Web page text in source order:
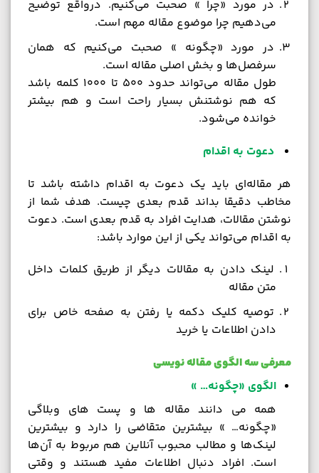
در مورد «چرا » صحبت می‌کنیم. درواقع توضیح
می‌دهیم چرا موضوع مقاله مهم است.
در مورد «چگونه » صحبت می‌کنیم که همان
سرفصل‌ها و بخش اصلی مقاله است.
طول مقاله می‌تواند حدود 500 تا 1000 کلمه باشد
که هم نوشتنش بسیار راحت است و هم بیشتر
خوانده می‌شود.
دعوت به اقدام
هر مقاله‌ای باید یک دعوت به اقدام داشته باشد تا
مخاطب دقیقا بداند قدم بعدی چیست. هدف شما از
نوشتن مقالات، هدایت افراد به قدم بعدی است. دعوت
به اقدام می‌تواند یکی از این موارد باشد:
لینک دادن به مقالات دیگر از طریق کلمات داخل
متن مقاله
توصیه کلیک دکمه یا رفتن به صفحه خاص برای
دادن اطلاعات یا خرید
معرفی سه الگوی‌ مقاله نویسی
الگوی «چگونه… »
همه می دانند مقاله ها و پست های وبلاگی
«چگونه… » بیشترین متقاضی را دارد و بیشترین
لینک‌ها و مطالب محبوب آنلاین هم مربوط به آن‌ها
است. افراد دنبال اطلاعات مفید هستند و وقتی